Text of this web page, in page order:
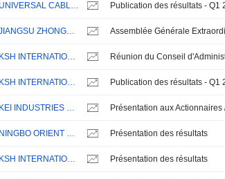
UNIVERSAL CABLES LIMITED
JIANGSU ZHONGCHAO HOLDING CO., LTD.
KSH INTERNATIONAL LIMITED
KSH INTERNATIONAL LIMITED
KEI INDUSTRIES LIMITED
NINGBO ORIENT WIRES & CABLES CO.,LTD. Présentation des résultats
KSH INTERNATIONAL LIMITED Présentation des résultats